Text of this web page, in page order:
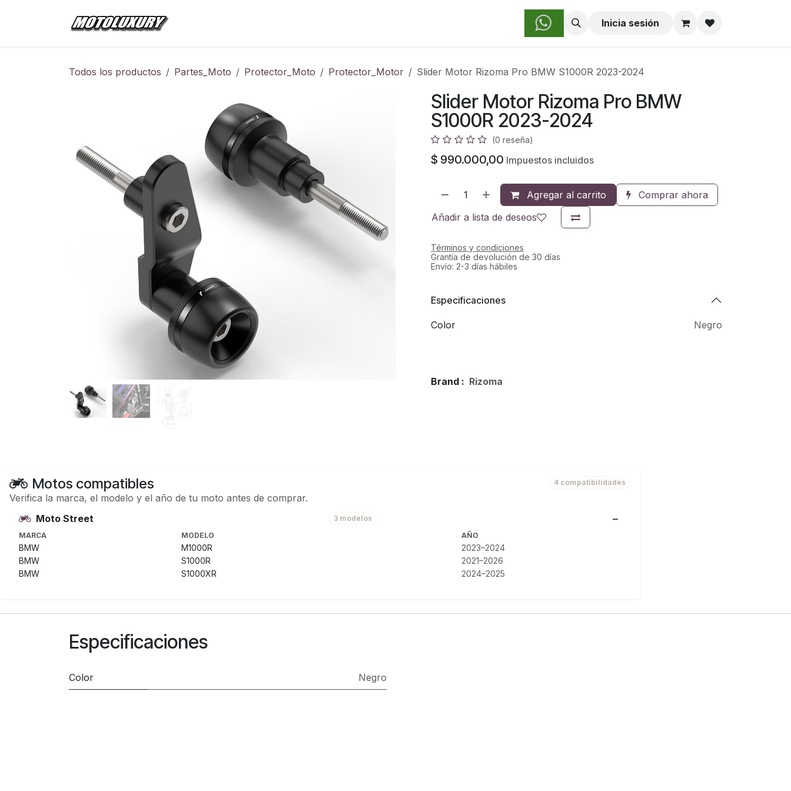
Sobre Nosotros Inicia sesión
Todos los productos Partes_Moto Protector_Moto Protector_Motor Slider Motor Rizoma Pro BMW S1000R 2023-2024
Slider Motor Rizoma Pro BMW
S1000R 2023-2024
(0 reseña)
$ 990.000,00 Impuestos incluidos
Agregar al carrito
Comprar ahora
Añadir a lista de deseos
Términos y condiciones
Grantía de devolución de 30 días
Envío: 2-3 días hábiles
Especificaciones
Color Negro
Brand : Rizoma
Motos compatibles
Verifica la marca, el modelo y el año de tu moto antes de comprar.
4 compatibilidades
Moto Street
3 modelos
MARCA
MODELO AÑO
BMW M1000R
2023–2024
BMW
S1000R
2021–2026
BMW
S1000XR 2024–2025
Especificaciones
Color Negro